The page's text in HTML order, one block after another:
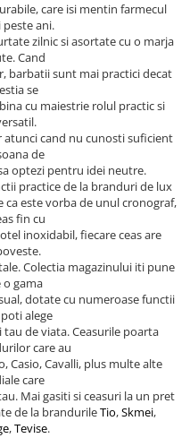
care isi mentin farmecul
ani.
zilnic si asortate cu o marja
Cand
barbatii sunt mai practici decat
se
cu maiestrie rolul practic si
atunci cand nu cunosti suficient
de
optezi pentru idei neutre.
practice de la branduri de lux
ca este vorba de unul cronograf,
fin cu
inoxidabil, fiecare ceas are
Colectia magazinului iti pune
o gama
dotate cu numeroase functii
alege
de viata. Ceasurile poarta
care au
Casio, Cavalli, plus multe alte
care
Mai gasiti si ceasuri la un pret
de la brandurileTio,Skmei,
,Tevise.